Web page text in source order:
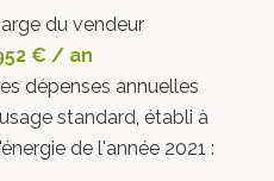
du vendeur
€ / an
dépenses annuelles
standard, établi à
de l'année 2021 :